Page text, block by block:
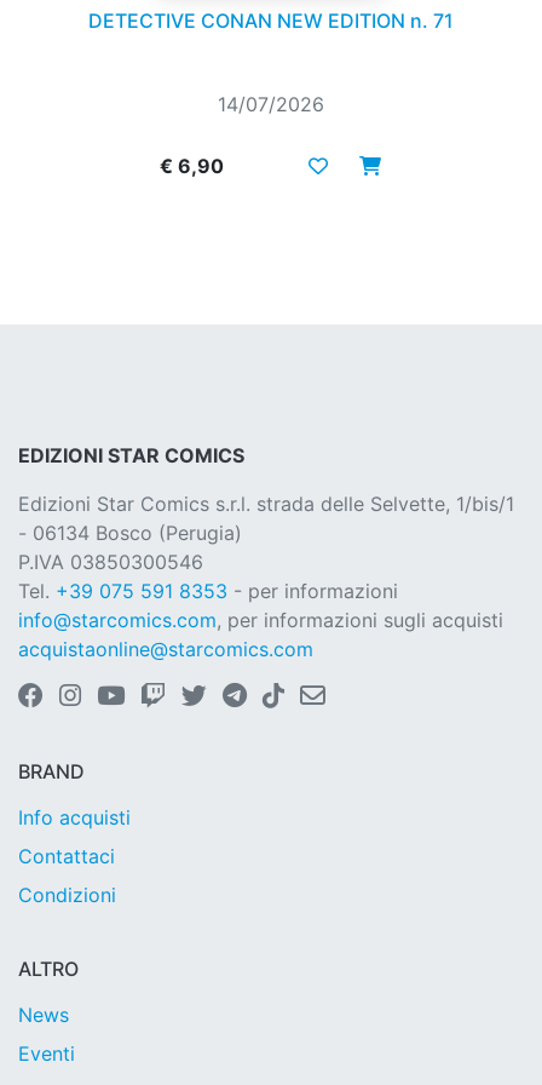
DETECTIVE CONAN NEW EDITION n. 71
14/07/2026
€ 6,90
EDIZIONI STAR COMICS
Edizioni Star Comics s.r.l. strada delle Selvette, 1/bis/1
- 06134 Bosco (Perugia)
P.IVA 03850300546
Tel. +39 075 591 8353 - per informazioni
info@starcomics.com, per informazioni sugli acquisti
acquistaonline@starcomics.com
BRAND
Info acquisti
Contattaci
Condizioni
ALTRO
News
Eventi